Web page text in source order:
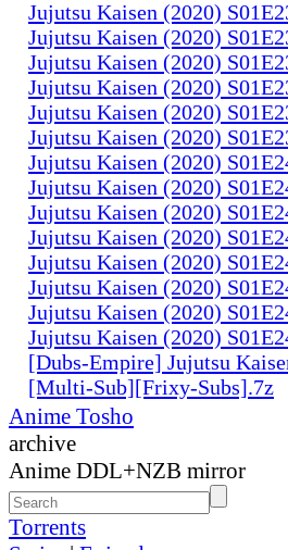
Jujutsu Kaisen (2020)
Jujutsu Kaisen (2020)
Jujutsu Kaisen (2020)
Jujutsu Kaisen (2020)
Jujutsu Kaisen (2020)
Jujutsu Kaisen (2020)
Jujutsu Kaisen (2020)
Jujutsu Kaisen (2020)
Jujutsu Kaisen (2020)
Jujutsu Kaisen (2020)
Jujutsu Kaisen (2020)
Jujutsu Kaisen (2020)
Jujutsu Kaisen (2020)
Jujutsu Kaisen (2020)
[Dubs-Empire] Jujutsu
[Multi-Sub][Frixy-Subs].7z
Anime Tosho
archive
Anime DDL+NZB mirror
Torrents